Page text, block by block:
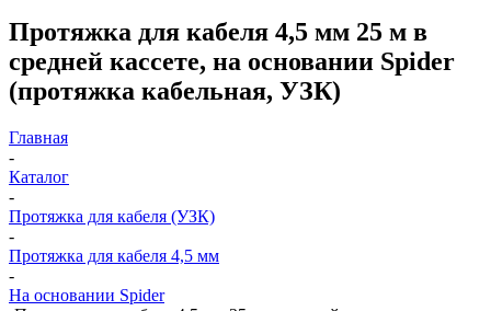
Протяжка для кабеля 4,5 мм 25 м в
средней кассете, на основании Spider
(протяжка кабельная, УЗК)
Главная
-
Каталог
-
Протяжка для кабеля (УЗК)
-
Протяжка для кабеля 4,5 мм
-
На основании Spider